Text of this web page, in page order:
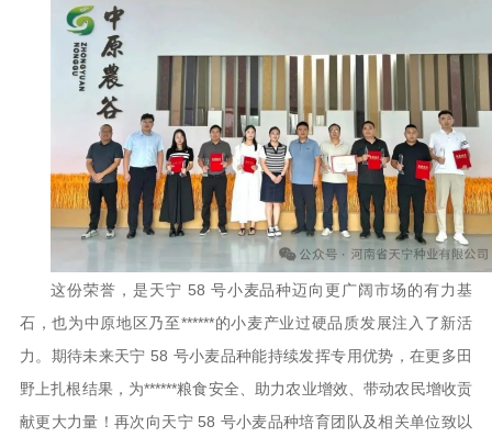
这份荣誉，是天宁 58 号小麦品种迈向更广阔市场的有力基
石，也为中原地区乃至******的小麦产业过硬品质发展注入了新活
力。期待未来天宁 58 号小麦品种能持续发挥专用优势，在更多田
野上扎根结果，为******粮食安全、助力农业增效、带动农民增收贡
献更大力量！再次向天宁 58 号小麦品种培育团队及相关单位致以